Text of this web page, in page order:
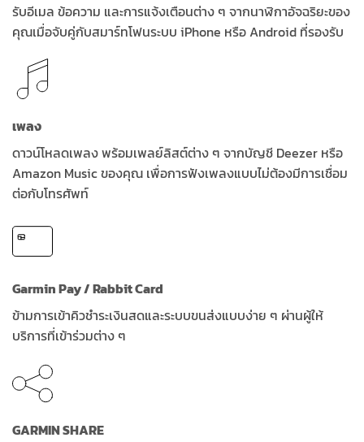
รับอีเมล ข้อความ และการแจ้งเตือนต่าง ๆ จากนาฬิกาอัจฉริยะของ
คุณเมื่อจับคู่กับสมาร์ทโฟนระบบ iPhone หรือ Android ที่รองรับ
เพลง
ดาวน์โหลดเพลง พร้อมเพลย์ลิสต์ต่าง ๆ จากบัญชี Deezer หรือ
Amazon Music ของคุณ เพื่อการฟังเพลงแบบไม่ต้องมีการเชื่อม
ต่อกับโทรศัพท์
Garmin Pay / Rabbit Card
ข้ามการเข้าคิวชำระเงินสดและระบบขนส่งแบบง่าย ๆ ผ่านผู้ให้
บริการที่เข้าร่วมต่าง ๆ
GARMIN SHARE